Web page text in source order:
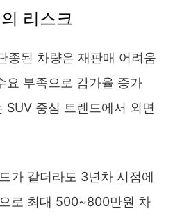
리스크
종된 차량은 재판매 어려움
요 부족으로 감가율 증가
SUV 중심 트렌드에서 외면
가 같더라도 3년차 시점에
로 최대 500~800만원 차